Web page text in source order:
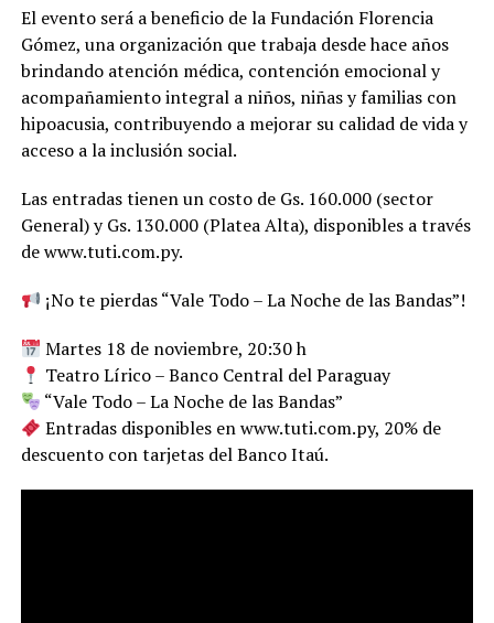
El evento será a beneficio de la Fundación Florencia
Gómez, una organización que trabaja desde hace años
brindando atención médica, contención emocional y
acompañamiento integral a niños, niñas y familias con
hipoacusia, contribuyendo a mejorar su calidad de vida y
acceso a la inclusión social.
Las entradas tienen un costo de Gs. 160.000 (sector
General) y Gs. 130.000 (Platea Alta), disponibles a través
de www.tuti.com.py.
¡No te pierdas “Vale Todo – La Noche de las Bandas”!
Martes 18 de noviembre, 20:30 h
Teatro Lírico – Banco Central del Paraguay
“Vale Todo – La Noche de las Bandas”
Entradas disponibles en www.tuti.com.py, 20% de
descuento con tarjetas del Banco Itaú.